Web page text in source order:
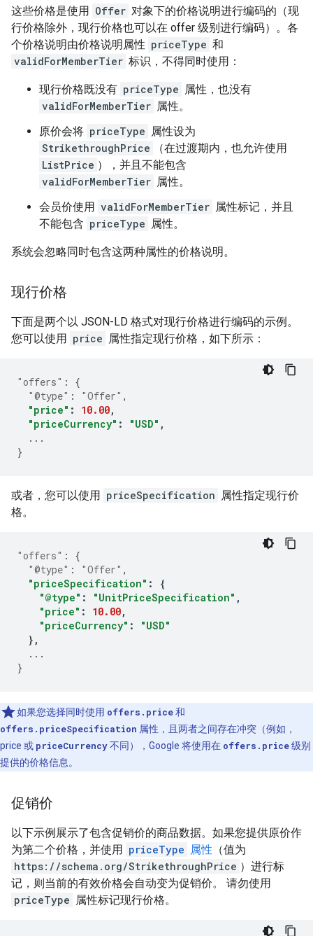
这些价格是使用 Offer 对象下的价格说明进行编码的（现
行价格除外，现行价格也可以在 offer 级别进行编码）。各
个价格说明由价格说明属性 priceType 和
validForMemberTier 标识，不得同时使用：
现行价格既没有 priceType 属性，也没有
validForMemberTier 属性。
原价会将 priceType 属性设为
StrikethroughPrice
（在过渡期内，也允许使用
ListPrice ），并且不能包含
validForMemberTier 属性。
会员价使用 validForMemberTier 属性标记，并且
不能包含 priceType 属性。
系统会忽略同时包含这两种属性的价格说明。
现行价格
下面是两个以 JSON-LD 格式对现行价格进行编码的示例。
您可以使用 price 属性指定现行价格，如下所示：
"offers" :
{
"@type" : "Offer" ,
"price" : 10.00,
"priceCurrency" : "USD" ,
...
}
或者，您可以使用 priceSpecification 属性指定现行价
格。
"offers" :
{
"@type" : "Offer" ,
"priceSpecification" :
{
"@type" : "UnitPriceSpecification" ,
"price" : 10.00,
"priceCurrency" :
"USD"
},
...
}
如果您选择同时使用 offers.price和
offers.priceSpecification 属性，且两者之间存在冲突（例如，
price 或 priceCurrency不同），Google 将使用在 offers.price级别
提供的价格信息。
促销价
以下示例展示了包含促销价的商品数据。如果您提供原价作
为第二个价格，并使用 priceType 属性 （值为
https://schema.org/StrikethroughPrice ）进行标
记，则当前的有效价格会自动变为促销价。 请勿使用
priceType 属性标记现行价格。